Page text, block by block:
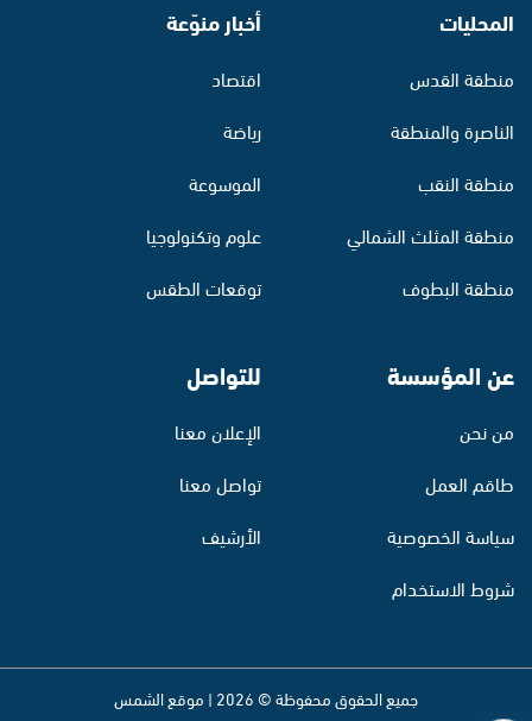
المحليات
منطقة القدس
الناصرة والمنطقة
منطقة النقب
منطقة المثلث الشمالي
منطقة البطوف
أخبار منوّعة
اقتصاد
رياضة
الموسوعة
علوم وتكنولوجيا
توقعات الطقس
عن المؤسسة
من نحن
طاقم العمل
سياسة الخصوصية
شروط الاستخدام
للتواصل
الإعلان معنا
تواصل معنا
الأرشيف
جميع الحقوق محفوظة © 2026 | موقع الشمس